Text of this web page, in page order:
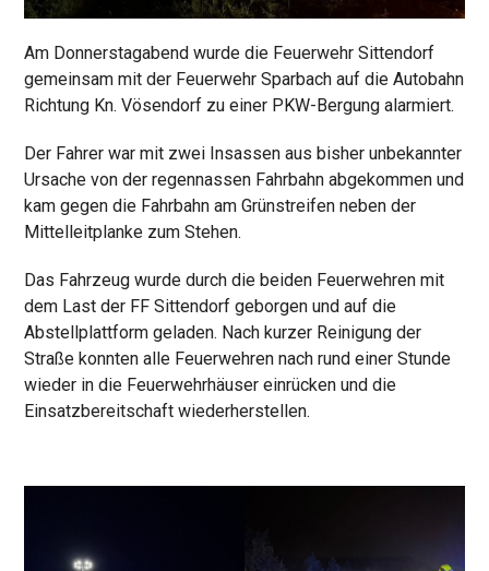
Am Donnerstagabend wurde die Feuerwehr Sittendorf
gemeinsam mit der Feuerwehr Sparbach auf die Autobahn
Richtung Kn. Vösendorf zu einer PKW-Bergung alarmiert.
Der Fahrer war mit zwei Insassen aus bisher unbekannter
Ursache von der regennassen Fahrbahn abgekommen und
kam gegen die Fahrbahn am Grünstreifen neben der
Mittelleitplanke zum Stehen.
Das Fahrzeug wurde durch die beiden Feuerwehren mit
dem Last der FF Sittendorf geborgen und auf die
Abstellplattform geladen. Nach kurzer Reinigung der
Straße konnten alle Feuerwehren nach rund einer Stunde
wieder in die Feuerwehrhäuser einrücken und die
Einsatzbereitschaft wiederherstellen.